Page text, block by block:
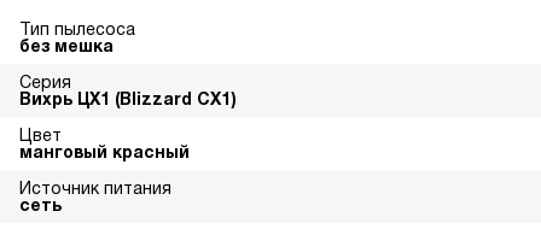
Тип пылесоса
без мешка
Серия
Вихрь ЦХ1 (Blizzard CX1)
Цвет
манговый красный
Источник питания
сеть